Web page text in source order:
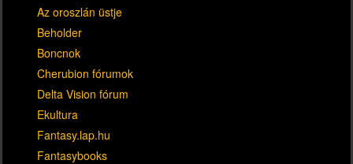
Az oroszlán üstje
Beholder
Boncnok
Cherubion fórumok
Delta Vision fórum
Ekultura
Fantasy.lap.hu
Fantasybooks